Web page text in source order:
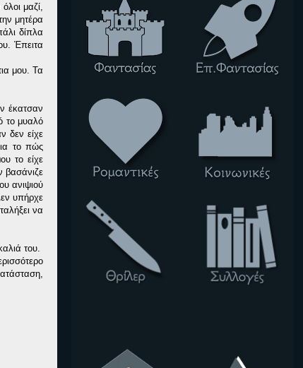
μαζί,
μητέρα
δίπλα
Έπειτα
μου. Τα
έκατσαν
το μυαλό
δεν είχε
το πώς
το είχε
βασάνιζε
ανιψιού
υπήρχε
να
του.